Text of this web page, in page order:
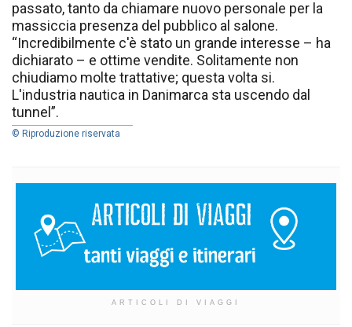
passato, tanto da chiamare nuovo personale per la
massiccia presenza del pubblico al salone.
“Incredibilmente c'è stato un grande interesse – ha
dichiarato – e ottime vendite. Solitamente non
chiudiamo molte trattative; questa volta si.
L'industria nautica in Danimarca sta uscendo dal
tunnel”.
© Riproduzione riservata
ARTICOLI DI VIAGGI